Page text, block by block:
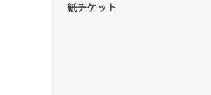
紙チケット